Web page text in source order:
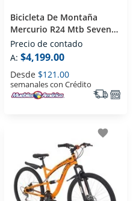
Bicicleta De Montaña
Mercurio R24 Mtb Seven
Gris
Precio de contado
A: $4,199.00
Desde $121.00
semanales con Crédito
favorite